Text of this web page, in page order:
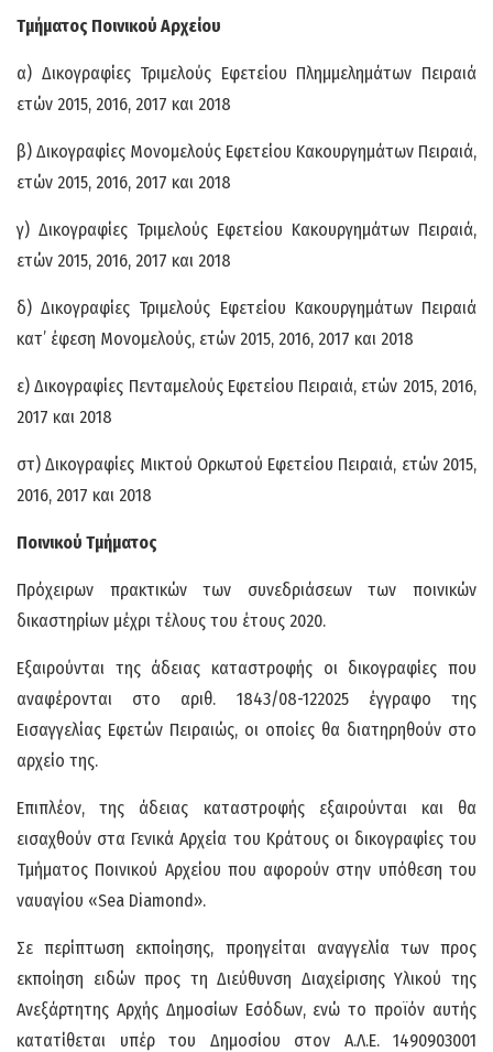
Τμήματος Ποινικού Αρχείου
α) Δικογραφίες Τριμελούς Εφετείου Πλημμελημάτων Πειραιά
ετών 2015, 2016, 2017 και 2018
β) Δικογραφίες Μονομελούς Εφετείου Κακουργημάτων Πειραιά,
ετών 2015, 2016, 2017 και 2018
γ) Δικογραφίες Τριμελούς Εφετείου Κακουργημάτων Πειραιά,
ετών 2015, 2016, 2017 και 2018
δ) Δικογραφίες Τριμελούς Εφετείου Κακουργημάτων Πειραιά
κατ’ έφεση Μονομελούς, ετών 2015, 2016, 2017 και 2018
ε) Δικογραφίες Πενταμελούς Εφετείου Πειραιά, ετών 2015, 2016,
2017 και 2018
στ) Δικογραφίες Μικτού Ορκωτού Εφετείου Πειραιά, ετών 2015,
2016, 2017 και 2018
Ποινικού Τμήματος
Πρόχειρων πρακτικών των συνεδριάσεων των ποινικών
δικαστηρίων μέχρι τέλους του έτους 2020.
Εξαιρούνται της άδειας καταστροφής οι δικογραφίες που
αναφέρονται στο αριθ. 1843/08-122025 έγγραφο της
Εισαγγελίας Εφετών Πειραιώς, οι οποίες θα διατηρηθούν στο
αρχείο της.
Επιπλέον, της άδειας καταστροφής εξαιρούνται και θα
εισαχθούν στα Γενικά Αρχεία του Κράτους οι δικογραφίες του
Τμήματος Ποινικού Αρχείου που αφορούν στην υπόθεση του
ναυαγίου «Sea Diamond».
Σε περίπτωση εκποίησης, προηγείται αναγγελία των προς
εκποίηση ειδών προς τη Διεύθυνση Διαχείρισης Υλικού της
Ανεξάρτητης Αρχής Δημοσίων Εσόδων, ενώ το προϊόν αυτής
κατατίθεται υπέρ του Δημοσίου στον Α.Λ.Ε. 1490903001